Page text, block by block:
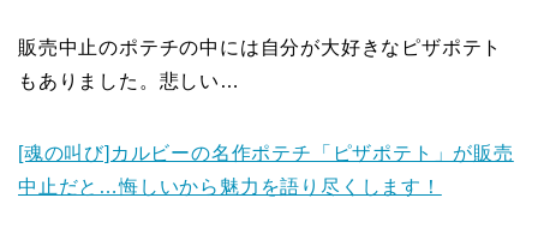
販売中止のポテチの中には自分が大好きなピザポテト
もありました。悲しい…
[魂の叫び]カルビーの名作ポテチ「ピザポテト」が販売
中止だと…悔しいから魅力を語り尽くします！